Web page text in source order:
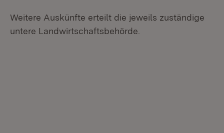
Weitere Auskünfte erteilt die jeweils zuständige
untere Landwirtschaftsbehörde.